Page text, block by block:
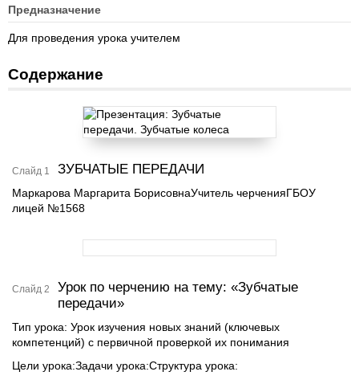
Предназначение
Для проведения урока учителем
Содержание
Слайд 1 ЗУБЧАТЫЕ ПЕРЕДАЧИ
Маркарова Маргарита БорисовнаУчитель черченияГБОУ
лицей №1568
Слайд 2
Урок по черчению на тему: «Зубчатые
передачи»
Тип урока: Урок изучения новых знаний (ключевых
компетенций) с первичной проверкой их понимания
Цели урока:Задачи урока:Структура урока: